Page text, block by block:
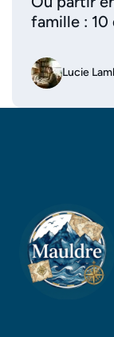
famille :
Lucie